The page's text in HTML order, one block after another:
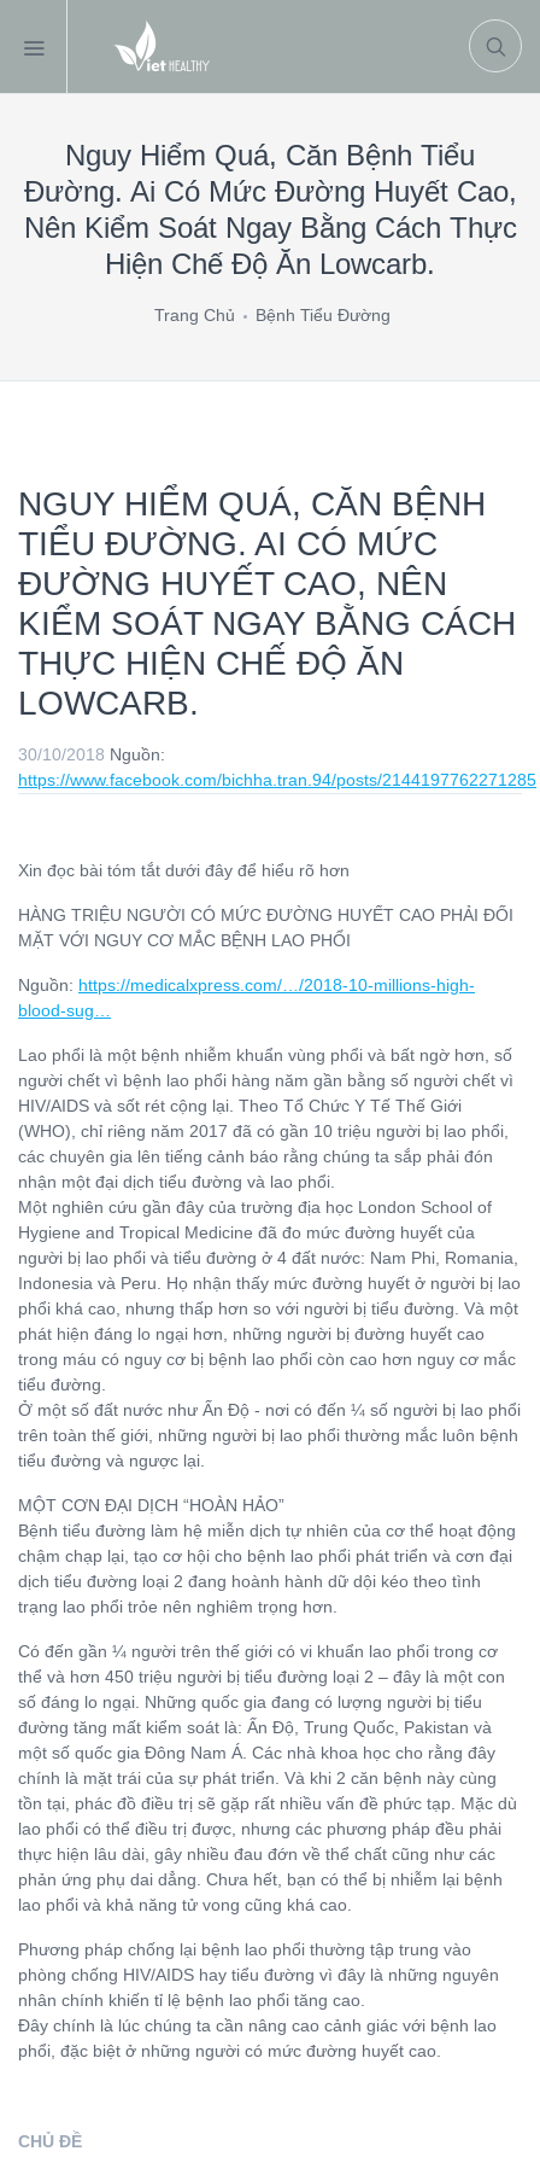
Nguy Hiểm Quá, Căn Bệnh Tiểu
Đường. Ai Có Mức Đường Huyết Cao,
Nên Kiểm Soát Ngay Bằng Cách Thực
Hiện Chế Độ Ăn Lowcarb.
Trang Chủ Bệnh Tiểu Đường
NGUY HIỂM QUÁ, CĂN BỆNH
TIỂU ĐƯỜNG. AI CÓ MỨC
ĐƯỜNG HUYẾT CAO, NÊN
KIỂM SOÁT NGAY BẰNG CÁCH
THỰC HIỆN CHẾ ĐỘ ĂN
LOWCARB.
30/10/2018 Nguồn:
https://www.facebook.com/bichha.tran.94/posts/2144197762271285
Xin đọc bài tóm tắt dưới đây để hiểu rõ hơn
HÀNG TRIỆU NGƯỜI CÓ MỨC ĐƯỜNG HUYẾT CAO PHẢI ĐỐI
MẶT VỚI NGUY CƠ MẮC BỆNH LAO PHỔI
Nguồn: https://medicalxpress.com/…/2018-10-millions-high-
blood-sug…
Lao phổi là một bệnh nhiễm khuẩn vùng phổi và bất ngờ hơn, số
người chết vì bệnh lao phổi hàng năm gần bằng số người chết vì
HIV/AIDS và sốt rét cộng lại. Theo Tổ Chức Y Tế Thế Giới
(WHO), chỉ riêng năm 2017 đã có gần 10 triệu người bị lao phổi,
các chuyên gia lên tiếng cảnh báo rằng chúng ta sắp phải đón
nhận một đại dịch tiểu đường và lao phổi.
Một nghiên cứu gần đây của trường địa học London School of
Hygiene and Tropical Medicine đã đo mức đường huyết của
người bị lao phổi và tiểu đường ở 4 đất nước: Nam Phi, Romania,
Indonesia và Peru. Họ nhận thấy mức đường huyết ở người bị lao
phổi khá cao, nhưng thấp hơn so với người bị tiểu đường. Và một
phát hiện đáng lo ngại hơn, những người bị đường huyết cao
trong máu có nguy cơ bị bệnh lao phổi còn cao hơn nguy cơ mắc
tiểu đường.
Ở một số đất nước như Ấn Độ - nơi có đến ¼ số người bị lao phổi
trên toàn thế giới, những người bị lao phổi thường mắc luôn bệnh
tiểu đường và ngược lại.
MỘT CƠN ĐẠI DỊCH “HOÀN HẢO”
Bệnh tiểu đường làm hệ miễn dịch tự nhiên của cơ thể hoạt động
chậm chạp lại, tạo cơ hội cho bệnh lao phổi phát triển và cơn đại
dịch tiểu đường loại 2 đang hoành hành dữ dội kéo theo tình
trạng lao phổi trỏe nên nghiêm trọng hơn.
Có đến gần ¼ người trên thế giới có vi khuẩn lao phổi trong cơ
thể và hơn 450 triệu người bị tiểu đường loại 2 – đây là một con
số đáng lo ngại. Những quốc gia đang có lượng người bị tiểu
đường tăng mất kiểm soát là: Ấn Độ, Trung Quốc, Pakistan và
một số quốc gia Đông Nam Á. Các nhà khoa học cho rằng đây
chính là mặt trái của sự phát triển. Và khi 2 căn bệnh này cùng
tồn tại, phác đồ điều trị sẽ gặp rất nhiều vấn đề phức tạp. Mặc dù
lao phổi có thể điều trị được, nhưng các phương pháp đều phải
thực hiện lâu dài, gây nhiều đau đớn về thể chất cũng như các
phản ứng phụ dai dẳng. Chưa hết, bạn có thể bị nhiễm lại bệnh
lao phổi và khả năng tử vong cũng khá cao.
Phương pháp chống lại bệnh lao phổi thường tập trung vào
phòng chống HIV/AIDS hay tiểu đường vì đây là những nguyên
nhân chính khiến tỉ lệ bệnh lao phổi tăng cao.
Đây chính là lúc chúng ta cần nâng cao cảnh giác với bệnh lao
phổi, đặc biệt ở những người có mức đường huyết cao.
CHỦ ĐỀ